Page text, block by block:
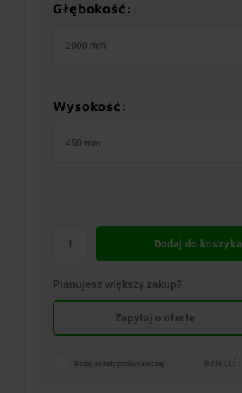
Głębokość:
2000 mm
Wysokość:
450 mm
Dodaj do koszyka
Planujesz większy zakup?
Zapytaj o ofertę
Dodaj do listy porównawczej